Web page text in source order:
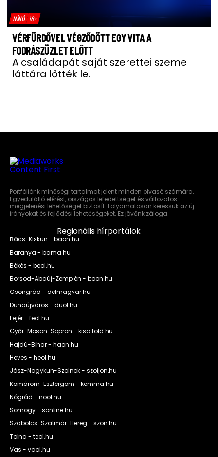
NÍNÓ 18+
VÉRFÜRDŐVEL VÉGZŐDÖTT EGY VITA A
FODRÁSZÜZLET ELŐTT
A családapát saját szerettei szeme
láttára lőtték le.
Portfóliónk minőségi tartalmat jelent minden olvasó számára.
Egyedülálló elérést, országos lefedettséget és változatos
megjelenési lehetőséget biztosít. Folyamatosan keressük az új
irányokat és fejlődési lehetőségeket. Ez jövőnk záloga.
Regionális hírportálok
Bács-Kiskun - baon.hu
Baranya - bama.hu
Békés - beol.hu
Borsod-Abaúj-Zemplén - boon.hu
Csongrád - delmagyar.hu
Dunaújváros - duol.hu
Fejér - feol.hu
Győr-Moson-Sopron - kisalfold.hu
Hajdú-Bihar - haon.hu
Heves - heol.hu
Jász-Nagykun-Szolnok - szoljon.hu
Komárom-Esztergom - kemma.hu
Nógrád - nool.hu
Somogy - sonline.hu
Szabolcs-Szatmár-Bereg - szon.hu
Tolna - teol.hu
Vas - vaol.hu